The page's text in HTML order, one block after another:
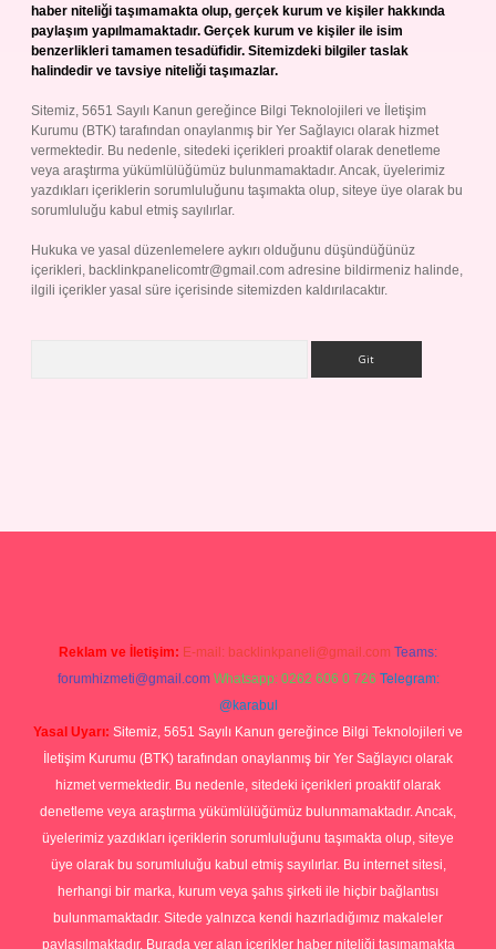
haber niteliği taşımamakta olup, gerçek kurum ve kişiler hakkında
paylaşım yapılmamaktadır. Gerçek kurum ve kişiler ile isim
benzerlikleri tamamen tesadüfidir. Sitemizdeki bilgiler taslak
halindedir ve tavsiye niteliği taşımazlar.
Sitemiz, 5651 Sayılı Kanun gereğince Bilgi Teknolojileri ve İletişim
Kurumu (BTK) tarafından onaylanmış bir Yer Sağlayıcı olarak hizmet
vermektedir. Bu nedenle, sitedeki içerikleri proaktif olarak denetleme
veya araştırma yükümlülüğümüz bulunmamaktadır. Ancak, üyelerimiz
yazdıkları içeriklerin sorumluluğunu taşımakta olup, siteye üye olarak bu
sorumluluğu kabul etmiş sayılırlar.
Hukuka ve yasal düzenlemelere aykırı olduğunu düşündüğünüz
içerikleri, backlinkpanelicomtr@gmail.com adresine bildirmeniz halinde,
ilgili içerikler yasal süre içerisinde sitemizden kaldırılacaktır.
Reklam ve İletişim: E-mail: backlinkpaneli@gmail.com Teams:
forumhizmeti@gmail.com Whatsapp: 0262 606 0 726 Telegram:
@karabul
Yasal Uyarı: Sitemiz, 5651 Sayılı Kanun gereğince Bilgi Teknolojileri ve
İletişim Kurumu (BTK) tarafından onaylanmış bir Yer Sağlayıcı olarak
hizmet vermektedir. Bu nedenle, sitedeki içerikleri proaktif olarak
denetleme veya araştırma yükümlülüğümüz bulunmamaktadır. Ancak,
üyelerimiz yazdıkları içeriklerin sorumluluğunu taşımakta olup, siteye
üye olarak bu sorumluluğu kabul etmiş sayılırlar. Bu internet sitesi,
herhangi bir marka, kurum veya şahıs şirketi ile hiçbir bağlantısı
bulunmamaktadır. Sitede yalnızca kendi hazırladığımız makaleler
paylaşılmaktadır. Burada yer alan içerikler haber niteliği taşımamakta